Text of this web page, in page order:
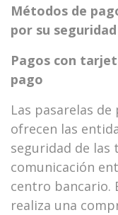
Métodos de
por su seguridad
Pagos con
pago
Las pasarelas
ofrecen las
seguridad de las
comunicación
centro bancario.
realiza una